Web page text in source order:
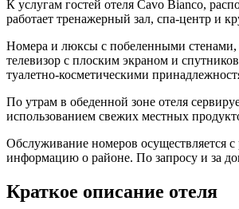
К услугам гостей отеля Cavo Bianco,
работает тренажерный зал, спа-центр и
Номера и люксы с побеленными стенами,
телевизор с плоским экраном и
туалетно-косметическими
По утрам в обеденной зоне отеля
использованием свежих местных
Обслуживание номеров осуществляется
информацию о районе. По запросу и за
Краткое описание отеля